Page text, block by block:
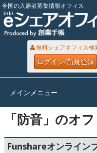
全国の入居者募集情報オフィス
無料シェアオフィス検
ログイン/新規登録
メインメニュー
「防音」のオ
Funshareオンライン